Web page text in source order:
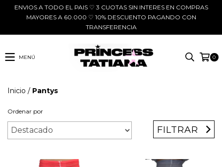
ENVIOS A TODO EL PAIS ♡ 3 CUOTAS SIN INTERES EN COMPRAS
MAYORES A 60.000 ♡ 10% DESCUENTO PAGANDO CON
TRANSFERENCIA
MENÚ 0
Inicio / Pantys
Ordenar por
FILTRAR